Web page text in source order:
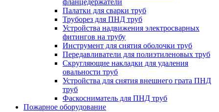
фланцедержатели
Палатки для сварки труб
Труборез для ПНД труб
Устройства надвижения электросварных
фитингов на трубу
Инструмент для снятия оболочки труб
Передавливатели для полиэтиленовых труб
Скругляющие накладки для удаления
овальности труб
Устройства для снятия внешнего грата ПНД
труб
Фаскосниматель для ПНД труб
Пожарное оборудование